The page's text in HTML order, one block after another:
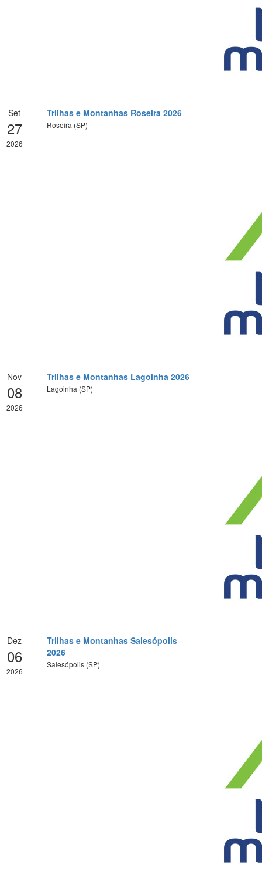
Set
27
2026
Trilhas e Montanhas Roseira 2026
Roseira (SP)
Nov
08
2026
Trilhas e Montanhas Lagoinha 2026
Lagoinha (SP)
Dez
06
2026
Trilhas e Montanhas Salesópolis
2026
Salesópolis (SP)